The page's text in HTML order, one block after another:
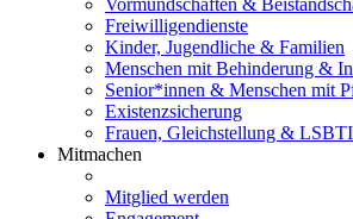
Vormundschaften &
Freiwilligendienste
Kinder, Jugendliche & Familien
Menschen mit Behinderung &
Senior*innen & Menschen mit
Existenzsicherung
Frauen, Gleichstellung &
Mitmachen
Mitglied werden